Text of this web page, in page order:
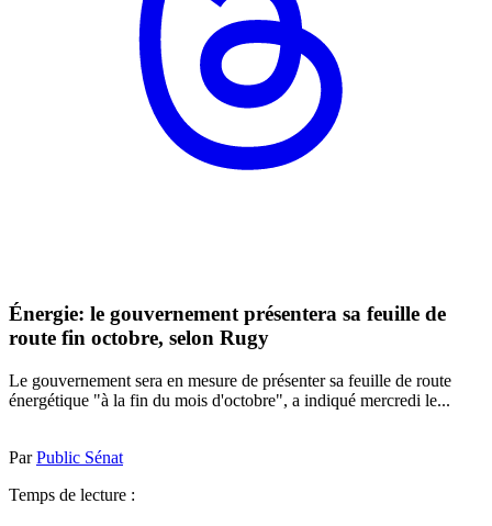
Énergie: le gouvernement présentera sa feuille de
route fin octobre, selon Rugy
Le gouvernement sera en mesure de présenter sa feuille de route
énergétique "à la fin du mois d'octobre", a indiqué mercredi le...
ParPublic Sénat
Temps de lecture :